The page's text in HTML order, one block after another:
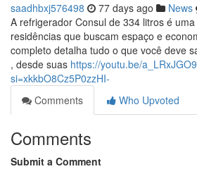
saadhbxj576498 77 days ago News
A refrigerador Consul de 334 litros é
residências que buscam espaço e
completo detalha tudo o que você deve
, desde suas https://youtu.be/
si=xkkbO8Cz5P0zzHI-
Comments
Who Upvoted
Comments
Submit a Comment